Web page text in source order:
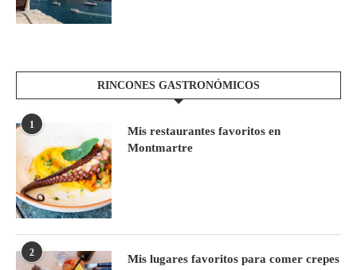
RINCONES GASTRONÓMICOS
1
Mis restaurantes favoritos en
Montmartre
2
Mis lugares favoritos para comer crepes